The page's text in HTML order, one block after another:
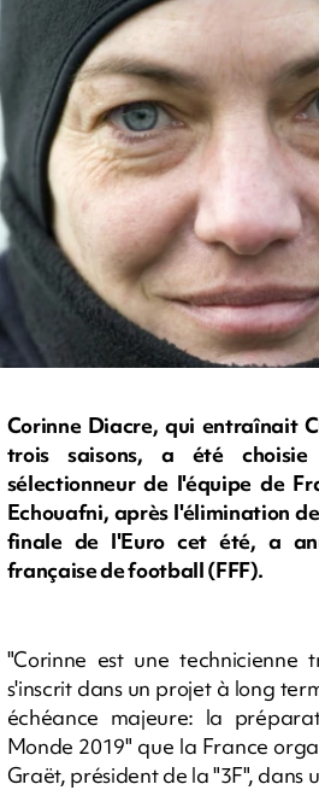
Corinne Diacre, qui entraînait
trois saisons, a été
sélectionneur de l'équipe de
Echouafni, après l'élimination
finale de l'Euro cet été, a
française de football (FFF).
"Corinne est une technicienne
s'inscrit dans un projet à long
échéance majeure: la
Monde 2019" que la France
Graët, président de la "3F", dans